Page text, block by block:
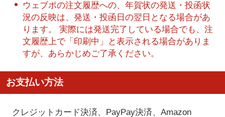
ウェブポの注文履歴への、年賀状の発送・投函状
況の反映は、発送・投函日の翌日となる場合があ
ります。 実際には発送完了している場合でも、注
文履歴上で「印刷中」と表示される場合がありま
すが、あらかじめご了承ください。
お支払い方法
クレジットカード決済、PayPay決済、Amazon